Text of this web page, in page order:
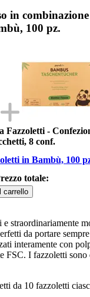
in
100 pz.
Fazzoletti -
8 conf.
in Bambù, 100
totale:
carrello
e straordinariamente
da portare
interamente con
FSC. I fazzoletti sono
da 10 fazzoletti